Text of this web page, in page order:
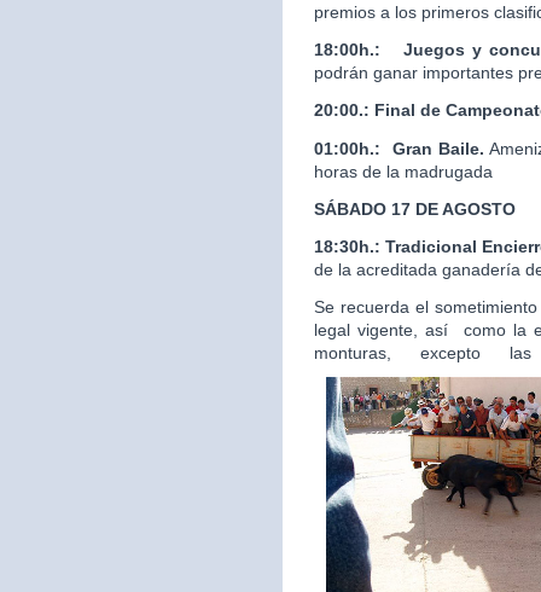
premios a los primeros
18:00h.:
Juegos y
podrán ganar importantes
20:00.: Final de
01:00h.: Gran Baile.
horas de la madrugada
SÁBADO 17 DE AGOSTO
18:30h.: Tradicional
de la acreditada ganadería
Se recuerda el
legal vigente, así como la
monturas, excepto